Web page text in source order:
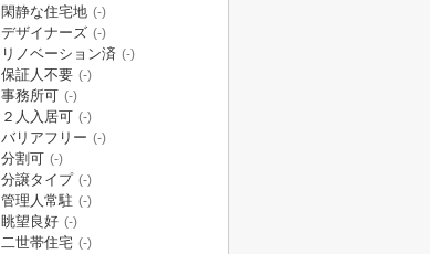
閑静な住宅地 (-)
デザイナーズ (-)
リノベーション済 (-)
保証人不要 (-)
事務所可 (-)
２人入居可 (-)
バリアフリー (-)
分割可 (-)
分譲タイプ (-)
管理人常駐 (-)
眺望良好 (-)
二世帯住宅 (-)